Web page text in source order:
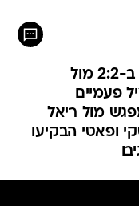
הבלאוגרנה איבדה פעמיים יתרון ב-2:2 מול
פעמיים
מול ריאל
ופאטי הבקיעו